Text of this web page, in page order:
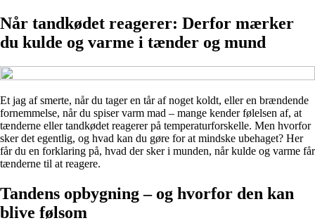
Når tandkødet reagerer: Derfor mærker
du kulde og varme i tænder og mund
Et jag af smerte, når du tager en tår af noget koldt, eller en brændende
fornemmelse, når du spiser varm mad – mange kender følelsen af, at
tænderne eller tandkødet reagerer på temperaturforskelle. Men hvorfor
sker det egentlig, og hvad kan du gøre for at mindske ubehaget? Her
får du en forklaring på, hvad der sker i munden, når kulde og varme får
tænderne til at reagere.
Tandens opbygning – og hvorfor den kan
blive følsom